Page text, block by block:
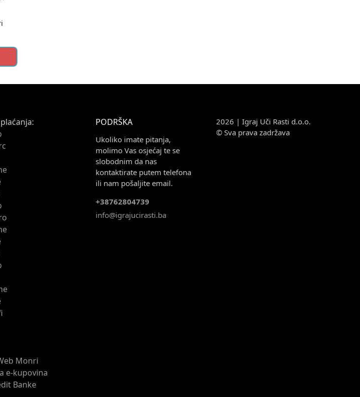
PODRŠKA
Ukoliko imate pitanja,
molimo Vas osjećaj te se
slobodnim da nas
kontaktirate putem telefona
ili nam pošaljite email.
+38762804739
info@igrajucirasti.ba
2026 | Igraj Uči Rasti d.o.o.
© Sva prava zadržava